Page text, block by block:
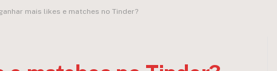
mais likes e matches no Tinder?